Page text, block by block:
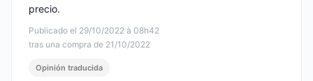
Publicado el 29/10/2022 à 08h42
tras una compra de 21/10/2022
precio.
Opinión traducida